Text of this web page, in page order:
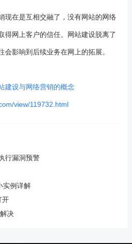
现在是互相交融了，没有网站的网络
得网上客户的信任。网站建设脱离了
会影响到后续业务在网上的拓展。
建设与网络营销的概念
view/119732.html
行漏洞预警
实例详解
开
决